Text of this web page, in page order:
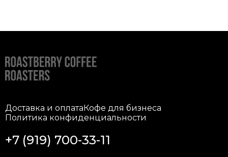
Доставка и оплатаКофе для бизнеса
Политика конфиденциальности
+7 (919) 700-33-11